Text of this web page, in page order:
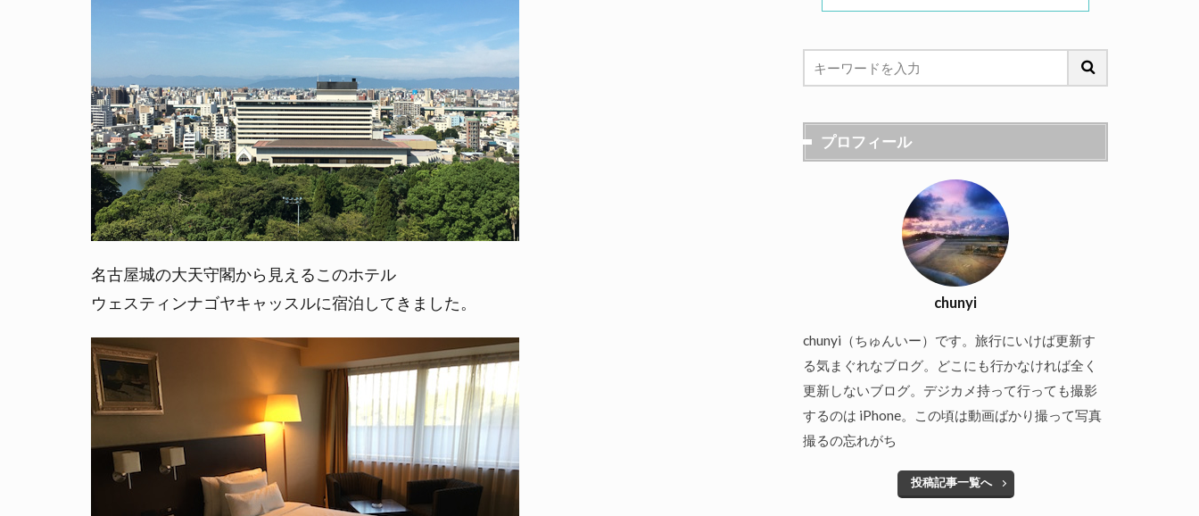
名古屋城の大天守閣から見えるこのホテル
ウェスティンナゴヤキャッスルに宿泊してきました。
プロフィール
chunyi
chunyi（ちゅんいー）です。旅行にいけば更新す
る気まぐれなブログ。どこにも行かなければ全く
更新しないブログ。デジカメ持って行っても撮影
するのは iPhone。この頃は動画ばかり撮って写真
撮るの忘れがち
投稿記事一覧へ